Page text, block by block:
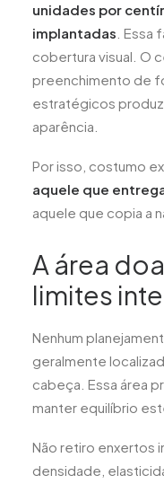
unidades por
implantadas .
cobertura visual. O
preenchimento de
estratégicos
aparência.
Por isso, costumo
aquele que
aquele que copia a
A área
limites
Nenhum
geralmente
cabeça. Essa área
manter equilíbrio
Não retiro enxertos
densidade,